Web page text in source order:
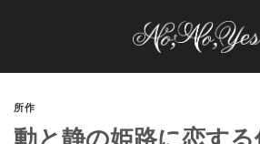
所作
動と静の姫路に恋する